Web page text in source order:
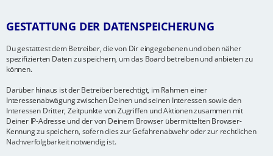
GESTATTUNG DER DATENSPEICHERUNG
Du gestattest dem Betreiber, die von Dir eingegebenen und oben näher
spezifizierten Daten zu speichern, um das Board betreiben und anbieten zu
können.
Darüber hinaus ist der Betreiber berechtigt, im Rahmen einer
Interessenabwägung zwischen Deinen und seinen Interessen sowie den
Interessen Dritter, Zeitpunkte von Zugriffen und Aktionen zusammen mit
Deiner IP-Adresse und der von Deinem Browser übermittelten Browser-
Kennung zu speichern, sofern dies zur Gefahrenabwehr oder zur rechtlichen
Nachverfolgbarkeit notwendig ist.